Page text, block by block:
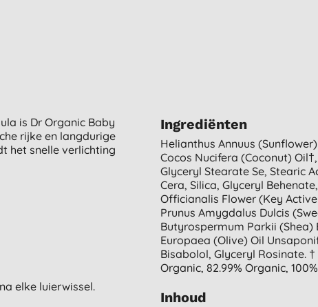
is Dr Organic Baby
rijke en langdurige
het snelle verlichting
elke luierwissel.
Ingrediënten
Helianthus Annuus
Cocos Nucifera (coconut)
Glyceryl Stearate Se, Stearic
Cera, Silica, Glyceryl
Officianalis Flower (key
Prunus Amygdalus Dulcis
Butyrospermum Parkii (shea)
Europaea (olive) Oil
Bisabolol, Glyceryl Rosinate.
Organic, 82.99% Organic,
Inhoud